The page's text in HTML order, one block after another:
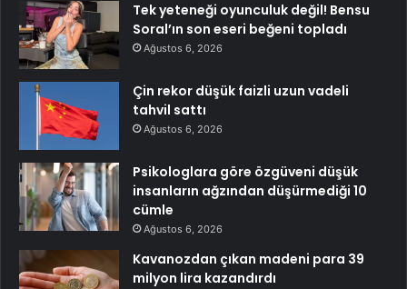
Tek yeteneği oyunculuk değil! Bensu
Soral’ın son eseri beğeni topladı
Ağustos 6, 2026
Çin rekor düşük faizli uzun vadeli
tahvil sattı
Ağustos 6, 2026
Psikologlara göre özgüveni düşük
insanların ağzından düşürmediği 10
cümle
Ağustos 6, 2026
Kavanozdan çıkan madeni para 39
milyon lira kazandırdı